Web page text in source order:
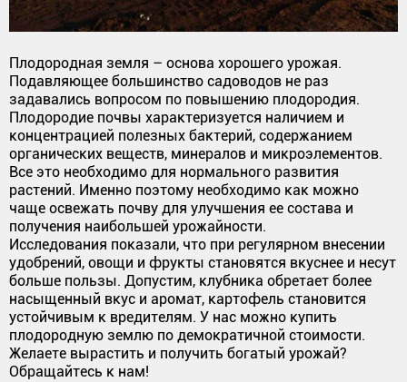
Плодородная земля – основа хорошего урожая.
Подавляющее большинство садоводов не раз
задавались вопросом по повышению плодородия.
Плодородие почвы характеризуется наличием и
концентрацией полезных бактерий, содержанием
органических веществ, минералов и микроэлементов.
Все это необходимо для нормального развития
растений. Именно поэтому необходимо как можно
чаще освежать почву для улучшения ее состава и
получения наибольшей урожайности.
Исследования показали, что при регулярном внесении
удобрений, овощи и фрукты становятся вкуснее и несут
больше пользы. Допустим, клубника обретает более
насыщенный вкус и аромат, картофель становится
устойчивым к вредителям. У нас можно купить
плодородную землю по демократичной стоимости.
Желаете вырастить и получить богатый урожай?
Обращайтесь к нам!